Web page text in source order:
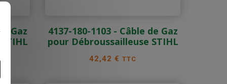
Gaz
4137-180-1103 - Câble de Gaz
pour Débroussailleuse STIHL
Prix
42,42 €TTC